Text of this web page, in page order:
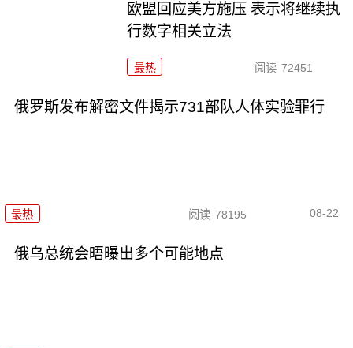
欧盟回应美方施压 表示将继续执
行数字相关立法
最热 阅读 72451
俄罗斯发布解密文件揭示731部队人体实验罪行
最热 阅读 78195 08-22
俄乌总统会晤曝出多个可能地点